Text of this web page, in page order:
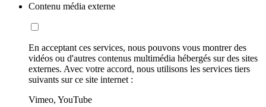
Contenu média externe
En acceptant ces services, nous pouvons vous montrer des
vidéos ou d'autres contenus multimédia hébergés sur des sites
externes. Avec votre accord, nous utilisons les services tiers
suivants sur ce site internet :
Vimeo, YouTube